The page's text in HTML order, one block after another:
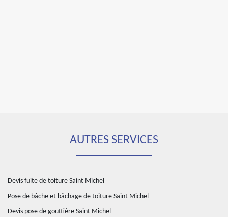
AUTRES SERVICES
Devis fuite de toiture Saint Michel
Pose de bâche et bâchage de toiture Saint Michel
Devis pose de gouttière Saint Michel